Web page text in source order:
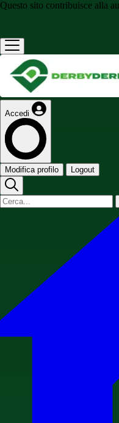
Questo sito contribuisce alla
Accedi
Modifica profilo Logout